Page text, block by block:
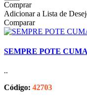
Comprar
Adicionar a Lista de
Comparar
SEMPRE POTE
..
Código: 42703